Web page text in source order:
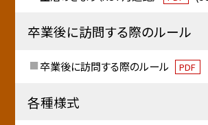
卒業後に訪問する際のルール
卒業後に訪問する際のルール PDF
各種様式